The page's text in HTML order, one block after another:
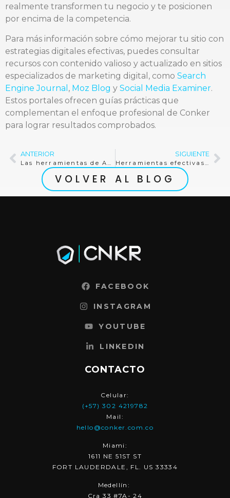
realmente transformen tu negocio y te posicionen
por encima de la competencia.
Para más información sobre cómo mejorar tu sitio con
estrategias digitales efectivas, puedes consultar
recursos con contenido valioso y actualizado en sitios
especializados de marketing digital, como Search
Engine Journal , Moz Blog y Social Media Examiner.
Estos portales ofrecen guías prácticas que
complementan el enfoque profesional de Conker
para lograr resultados comprobados.
ANTERIOR
Las herramientas de AEO más efectivas para concesionarios automotrices en 2026
SIGUIENTE
Herramientas efectivas de AEO para concesionarios automotrices en 2026
VOLVER AL BLOG
FACEBOOK
INSTAGRAM
YOUTUBE
LINKEDIN
CONTACTO
Celular:
(+57) 302 4219782
Mail:
hello@conker.com.co
Miami:
1611 NE 51ST ST
FORT LAUDERDALE, FL. US 33334
Medellín:
Cra 33 #7A- 24